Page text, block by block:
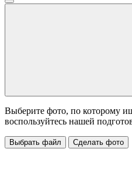
Выберите фото, по которому
воспользуйтесь нашей
Выбрать файл Сделать фото